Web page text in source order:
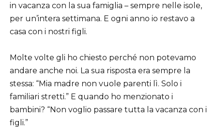
in vacanza con la sua famiglia – sempre nelle isole,
per un’intera settimana. E ogni anno io restavo a
casa con i nostri figli.
Molte volte gli ho chiesto perché non potevamo
andare anche noi. La sua risposta era sempre la
stessa: “Mia madre non vuole parenti lì. Solo i
familiari stretti.” E quando ho menzionato i
bambini? “Non voglio passare tutta la vacanza con i
figli.”